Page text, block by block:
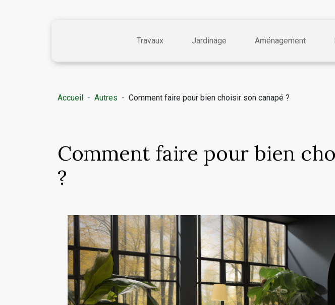
Travaux Jardinage Aménagement
Accueil Autres Comment faire pour bien choisir son canapé ?
Comment faire pour bien
?